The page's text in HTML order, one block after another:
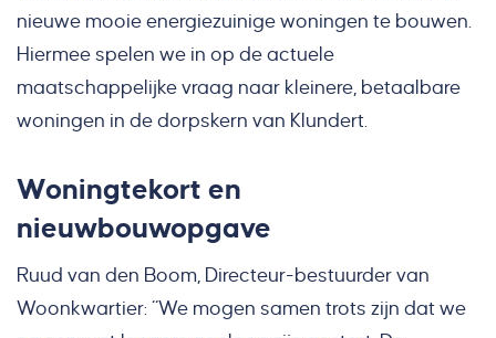
nieuwe mooie energiezuinige woningen te bouwen.
Hiermee spelen we in op de actuele
maatschappelijke vraag naar kleinere, betaalbare
woningen in de dorpskern van Klundert.
Woningtekort en
nieuwbouwopgave
Ruud van den Boom, Directeur-bestuurder van
Woonkwartier: “We mogen samen trots zijn dat we